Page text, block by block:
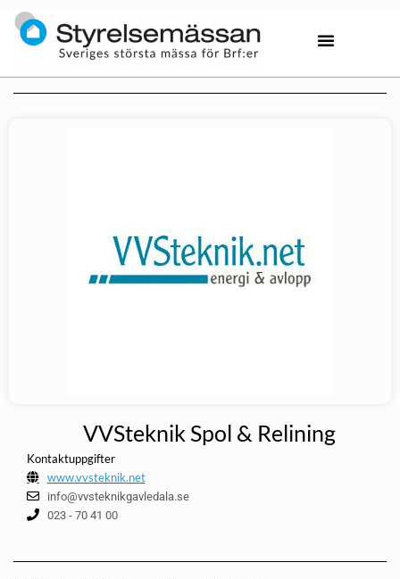
VVSteknik Spol & Relining
Kontaktuppgifter
www.vvsteknik.net
info@vvsteknikgavledala.se
023 - 70 41 00